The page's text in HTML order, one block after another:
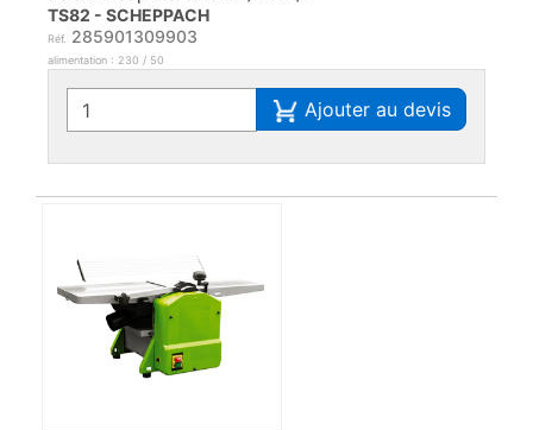
TS82 - SCHEPPACH
Réf. 285901309903
alimentation : 230 / 50
Ajouter au devis